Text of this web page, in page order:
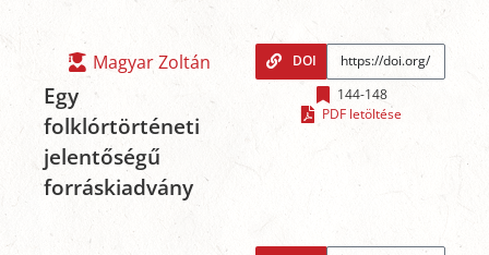
Magyar Zoltán
Egy
folklórtörténeti
jelentőségű
forráskiadvány
DOI
144-148
PDF letöltése